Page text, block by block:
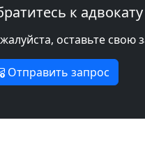
к
оставьте свою
Отправить запрос